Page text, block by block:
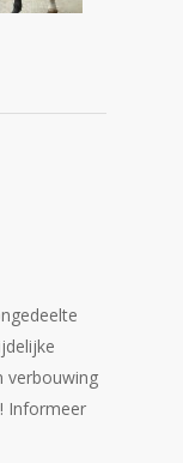
verbouwing
Informeer